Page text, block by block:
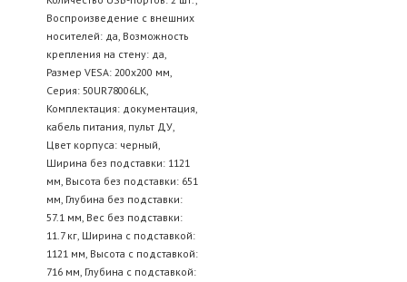
Воспроизведение с внешних
носителей: да, Возможность
крепления на стену: да,
Размер VESA: 200x200 мм,
Серия: 50UR78006LK,
Комплектация: документация,
кабель питания, пульт ДУ,
Цвет корпуса: черный,
Ширина без подставки: 1121
мм, Высота без подставки: 651
мм, Глубина без подставки:
57.1 мм, Вес без подставки:
11.7 кг, Ширина с подставкой:
1121 мм, Высота с подставкой:
716 мм, Глубина с подставкой: